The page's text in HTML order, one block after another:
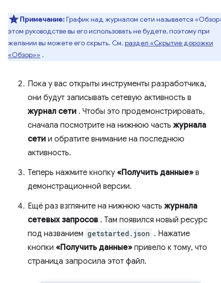
Примечание:График над журналом сети называется
этом руководстве вы его использовать не будете, поэтому при
желании вы можете его скрыть. См. раздел «Скрытие дорожки
«Обзор»» .
Пока у вас открыты инструменты разработчика,
они будут записывать сетевую активность в
журнал сети . Чтобы это продемонстрировать,
сначала посмотрите на нижнюю часть журнала
сети и обратите внимание на последнюю
активность.
Теперь нажмите кнопку «Получить данные» в
демонстрационной версии.
Ещё раз взгляните на нижнюю часть журнала
сетевых запросов . Там появился новый ресурс
под названием getstarted.json . Нажатие
кнопки «Получить данные» привело к тому, что
страница запросила этот файл.